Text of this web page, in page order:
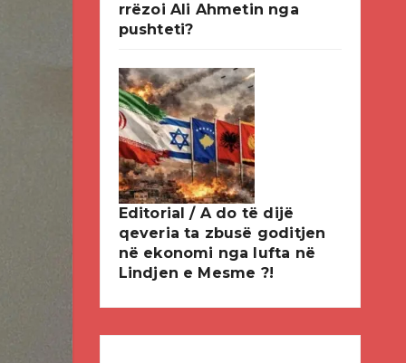
rrëzoi Ali Ahmetin nga
pushteti?
Editorial / A do të dijë
qeveria ta zbusë goditjen
në ekonomi nga lufta në
Lindjen e Mesme ?!